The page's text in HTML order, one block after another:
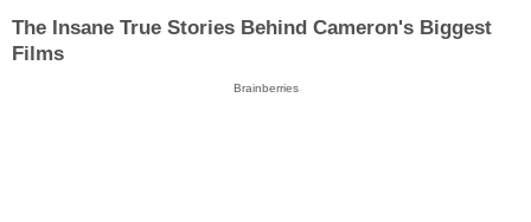
The Insane True Stories Behind Cameron's Biggest
Films
Brainberries